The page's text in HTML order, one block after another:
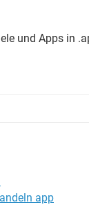
IOS
und Apps in
app